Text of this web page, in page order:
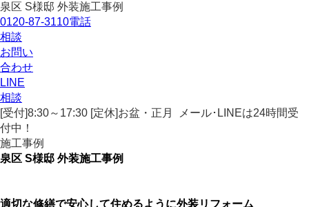
泉区 S様邸 外装施工事例
0120-87-3110電話
相談
お問い
合わせ
LINE
相談
[受付]8:30～17:30 [定休]お盆・正月
メール･LINEは24時間受
付中！
施工事例
泉区 S様邸 外装施工事例
適切な修繕で安心して住めるように外装リフォーム